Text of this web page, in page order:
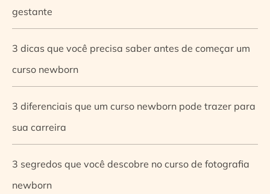
gestante
3 dicas que você precisa saber antes de começar um
curso newborn
3 diferenciais que um curso newborn pode trazer para
sua carreira
3 segredos que você descobre no curso de fotografia
newborn